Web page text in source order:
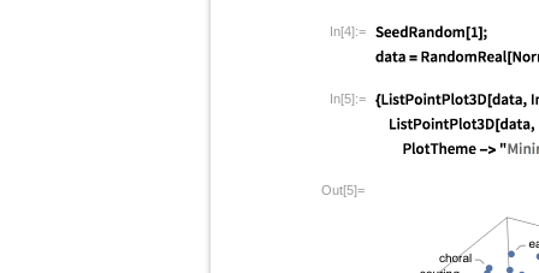
In[4]:=
In[5]:=
Out[5]=